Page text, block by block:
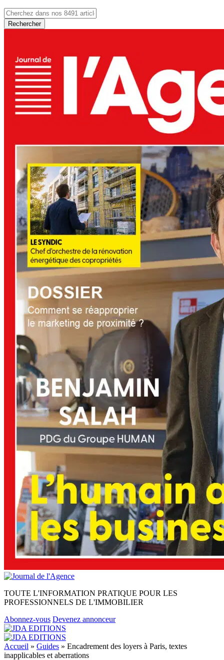
Rechercher
TOUTE L'INFORMATION PRATIQUE POUR LES
PROFESSIONNELS DE L'IMMOBILIER
Abonnez-vous Devenez annonceur
Accueil » Guides » Encadrement des loyers à Paris, textes
inapplicables et aberrations